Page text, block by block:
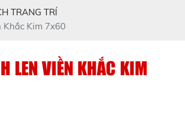
TRANG TRÍ
Khắc Kim 7x60
LEN VIỀN KHẮC KIM